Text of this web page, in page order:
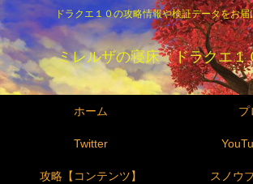
ドラクエ１０の攻略情報や検証データをお
ミレルザの寝床 ドラクエ１
ホーム プ
Twitter
攻略【コンテンツ】 スノウ